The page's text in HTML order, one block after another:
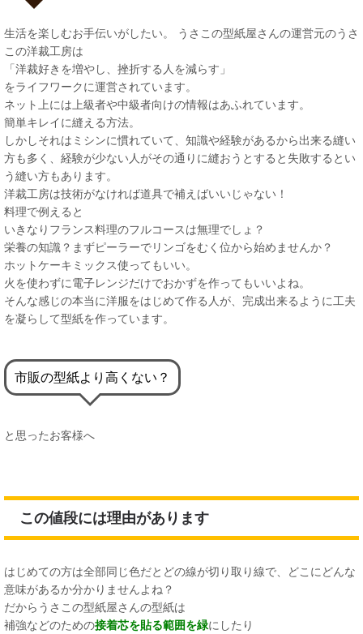
生活を楽しむお手伝いがしたい。 うさこの型紙屋さんの運営元のうさ
この洋裁工房は
「洋裁好きを増やし、挫折する人を減らす」
をライフワークに運営されています。
ネット上には上級者や中級者向けの情報はあふれています。
簡単キレイに縫える方法。
しかしそれはミシンに慣れていて、知識や経験があるから出来る縫い
方も多く、経験が少ない人がその通りに縫おうとすると失敗するとい
う縫い方もあります。
洋裁工房は技術がなければ道具で補えばいいじゃない！
料理で例えると
いきなりフランス料理のフルコースは無理でしょ？
栄養の知識？まずピーラーでリンゴをむく位から始めませんか？
ホットケーキミックス使ってもいい。
火を使わずに電子レンジだけでおかずを作ってもいいよね。
そんな感じの本当に洋服をはじめて作る人が、完成出来るように工夫
を凝らして型紙を作っています。
市販の型紙より高くない？
と思ったお客様へ
この値段には理由があります
はじめての方は全部同じ色だとどの線が切り取り線で、どこにどんな
意味があるか分かりませんよね？
だからうさこの型紙屋さんの型紙は
補強などのための接着芯を貼る範囲を緑にしたり